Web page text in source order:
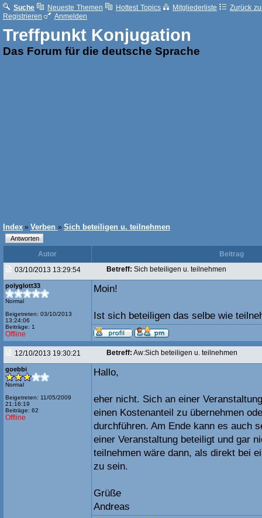
Suche Neueste Themen Hottest Topics Mitgliederliste
Zurück
Registrieren
Anmelden
Treffpunkt Konjugation
Das Forum für die deutsche Sprache
Index » Verben » Sich beteiligen u. teilnehmen
Autor
Beitrag
03/10/2013 13:29:54
Betreff: Sich beteiligen u. teilnehmen
polyglott33
Normal
Beigetreten: 03/10/2013
13:24:06
Beiträge: 1
Offline
Moin!
Ist sich beteiligen das selbe wie
12/10/2013 19:30:21 Betreff: Aw:Sich beteiligen u. teilnehmen
goebbi
Normal
Beigetreten: 11/05/2009
21:16:19
Beiträge: 62
Offline
Hallo,
eher nicht. Sich an einer
einen Kostenanteil zu übernehmen
durchführen. Am Ende kann es auch
einer Veranstaltung beteiligt und gar
teilnehmen wäre dann, als direkt bei
zu sein.
Grüße
Andreas